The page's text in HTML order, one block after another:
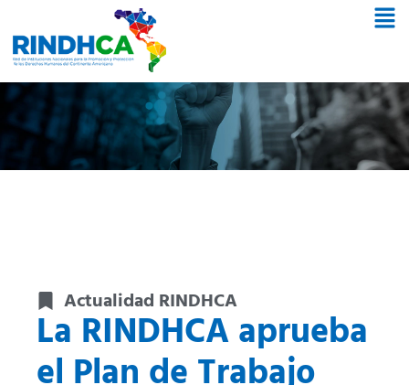
Actualidad RINDHCA
La RINDHCA aprueba